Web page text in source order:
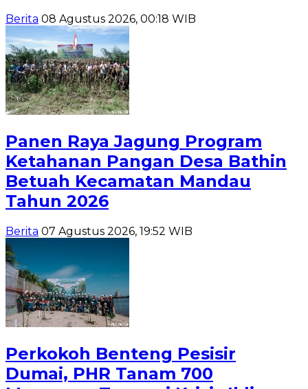
Berita 08 Agustus 2026, 00:18 WIB
Panen Raya Jagung Program
Ketahanan Pangan Desa Bathin
Betuah Kecamatan Mandau
Tahun 2026
Berita 07 Agustus 2026, 19:52 WIB
Perkokoh Benteng Pesisir
Dumai, PHR Tanam 700